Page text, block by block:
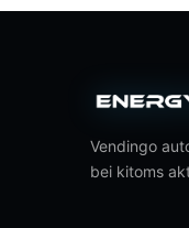
Vendingo
bei kitoms